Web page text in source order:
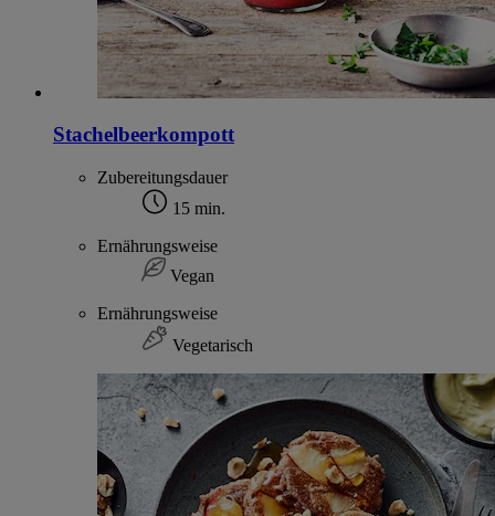
Stachelbeerkompott
Zubereitungsdauer
15 min.
Ernährungsweise
Vegan
Ernährungsweise
Vegetarisch